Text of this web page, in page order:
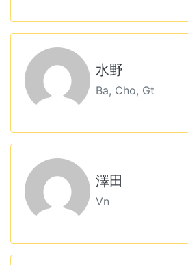
水野
Ba, Cho, Gt
澤田
Vn